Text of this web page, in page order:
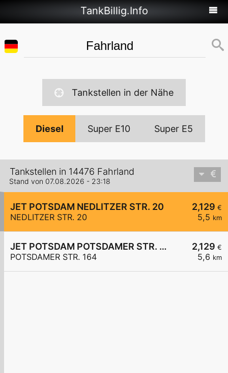
TankBillig.Info
Tankstellen in der Nähe
Diesel Super E10 Super E5
Tankstellen in 14476 Fahrland
Stand von 07.08.2026 - 23:18
2,129 €
5,5 km
JET POTSDAM NEDLITZER STR. 20
NEDLITZER STR. 20
2,129 €
5,6 km
JET POTSDAM POTSDAMER STR. 164
POTSDAMER STR. 164